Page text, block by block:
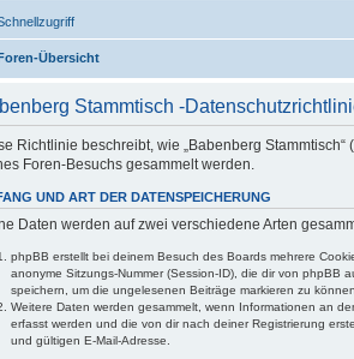
Übersicht
Stammtisch -
Richtlinie beschreibt, wie „Babenberg
Foren-Besuchs gesammelt werden.
UND ART DER DATENSPEICHERUNG
Daten werden auf zwei verschiedene Arten
phpBB erstellt bei deinem Besuch des Boards mehrere
anonyme Sitzungs-Nummer (Session-ID), die dir von phpBB
speichern, um die ungelesenen Beiträge markieren zu können.
Weitere Daten werden gesammelt, wenn Informationen an
erfasst werden und die von dir nach deiner Registrierung
und gültigen E-Mail-Adresse.